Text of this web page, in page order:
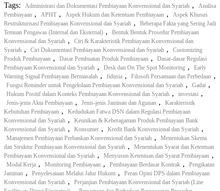
Tags: Administrasi dan Dokumentasi Pembiayaan Konvensional dan Syariah ,
Analisa
Pembiayaan , APHT , Aspek Hukum dan Ketentuan Pembiayaan ,
Aspek Khusus
Restrukturisasi Pembiayaan Konvensional dan Syariah ,
Beberapa Fakta yang Sering Jadi
Temuan Pengawas (Internal dan Eksternal) ,
Bentuk Bentuk Prosedur Pembiayaan
Konvensional dan Syariah ,
Ciri & Karakteristik Pembiayaan Konvensional dan
Syariah , Ciri Dokumentasi Pembiayaan Konvensional dan Syariah ,
Customizing
Produk Pembiayaan , Dasar Pembuatan Produk Pembiayaan ,
Dasar-dasar Regulasi
Pembiayaan Konvensional dan Syariah , Desk dan On The Spot Monitoring ,
Early
Warning Signal Pembiayaan Bermasalah , fidusia , Filosofi Persamaan dan Perbedaan ,
Fungsi Reminder untuk Pengelolaan Pembiayaan Konvensional dan Syariah , Gadai ,
Hukum Positif dalam Konteks Pembiayaan Konvensional dan Syariah , investasi ,
Jenis-jenis Akta Pembiayaan , Jenis-jenis Jaminan dan Agunan ,
Karakteristik
Kebutuhan Pembiayaan ,
Kedudukan Fatwa DSN dalam Regulasi Pembiayaan
Konvensional dan Syariah ,
Keunikan & Keberagaman Produk Pembiayaan Bank
Konvensional dan Syariah , Konsumer , Kredit Bank Konvensional dan Syariah ,
Manajemen Pembiayaan Perbankan Konvensional dan Syariah ,
Menentukan Skema
dan Struktur Pembiayaan Konvensional dan Syariah ,
Menentukan Syarat dan Ketentuan
Pembiayaan Konvensional dan Syariah , Menyusun Ketentuan dan Syarat Pembiayaan ,
Modal Kerja , Monitoring Pembiayaan , Pembiayaan Berdasar Kontrak ,
Pengikatan
Jaminan , Penyelesaiaan Melalui Jalur Hukum ,
Peran Opini DPS dalam Pembiayaan
Konvensional dan Syariah ,
Perjanjian Pembiayaan Konvensional dan Syariah (Line